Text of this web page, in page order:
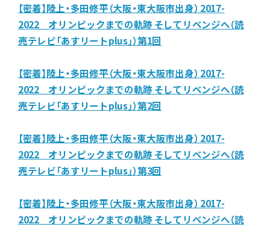
【密着】陸上・多田修平（大阪・東大阪市出身） 2017-
2022 オリンピックまでの軌跡 そしてリベンジへ（読
売テレビ「あすリートplus」）第1回
【密着】陸上・多田修平（大阪・東大阪市出身） 2017-
2022 オリンピックまでの軌跡 そしてリベンジへ（読
売テレビ「あすリートplus」）第2回
【密着】陸上・多田修平（大阪・東大阪市出身） 2017-
2022 オリンピックまでの軌跡 そしてリベンジへ（読
売テレビ「あすリートplus」）第3回
【密着】陸上・多田修平（大阪・東大阪市出身） 2017-
2022 オリンピックまでの軌跡 そしてリベンジへ（読